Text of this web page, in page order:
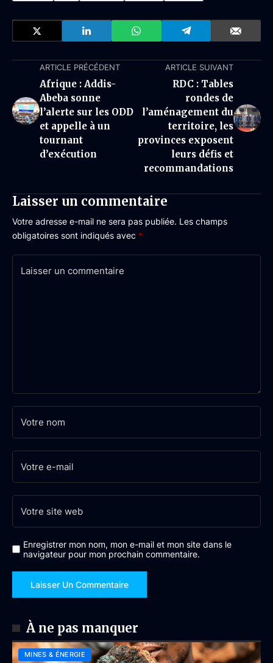
ARTICLE PRÉCÉDENT
Afrique : Addis-
Abeba sonne
l’alerte sur les ODD
et appelle à un
tournant
d’exécution
ARTICLE SUIVANT
RDC : Tables
rondes de
l’aménagement du
territoire, les
provinces exposent
leurs défis et
recommandations
Laisser un commentaire
Votre adresse e-mail ne sera pas publiée. Les champs
obligatoires sont indiqués avec *
Enregistrer mon nom, mon e-mail et mon site dans le
navigateur pour mon prochain commentaire.
À ne pas manquer
MINES & ÉNERGIE